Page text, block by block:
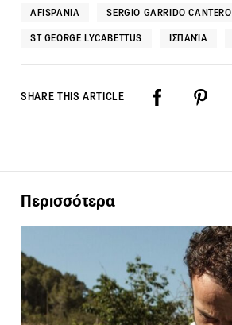
AFISPANIA SERGIO GARRIDO CANTERO
ST GEORGE LYCABETTUS ΙΣΠΑΝΊΑ
SHARE THIS ARTICLE
Περισσότερα